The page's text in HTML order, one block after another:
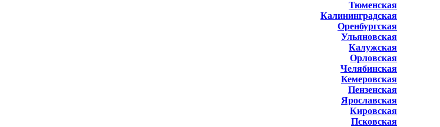
Тюменская
Калининградская
Оренбургская
Ульяновская
Калужская
Орловская
Челябинская
Кемеровская
Пензенская
Ярославская
Кировская
Псковская